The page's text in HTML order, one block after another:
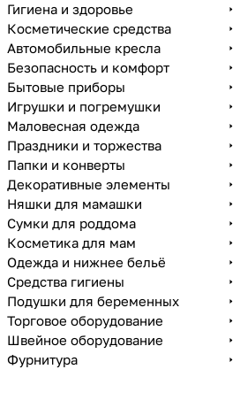
Гигиена и здоровье
Косметические средства
Автомобильные кресла
Безопасность и комфорт
Бытовые приборы
Игрушки и погремушки
Маловесная одежда
Праздники и торжества
Папки и конверты
Декоративные элементы
Няшки для мамашки
Сумки для роддома
Косметика для мам
Одежда и нижнее бельё
Средства гигиены
Подушки для беременных
Торговое оборудование
Швейное оборудование
Фурнитура